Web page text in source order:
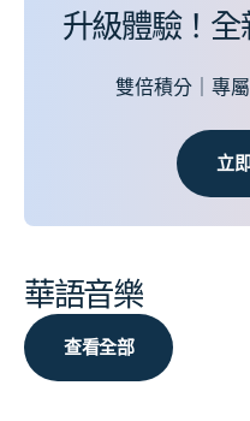
升級體驗！
雙倍積分｜專
立
華語音樂
查看全部